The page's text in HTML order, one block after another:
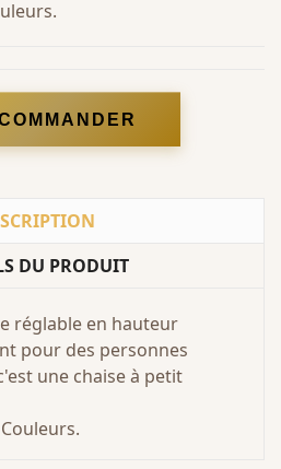
DU PRODUIT
réglable en hauteur
pour des personnes
une chaise à petit